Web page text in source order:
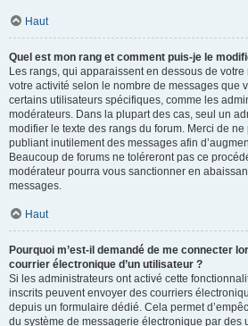
Haut
Quel est mon rang et comment puis-je le
Les rangs, qui apparaissent en dessous de votre
votre activité selon le nombre de messages que
certains utilisateurs spécifiques, comme les
modérateurs. Dans la plupart des cas, seul un
modifier le texte des rangs du forum. Merci de
publiant inutilement des messages afin
Beaucoup de forums ne toléreront pas ce
modérateur pourra vous sanctionner en
messages.
Haut
Pourquoi m’est-il demandé de me connecter
courrier électronique d’un utilisateur ?
Si les administrateurs ont activé cette
inscrits peuvent envoyer des courriers
depuis un formulaire dédié. Cela permet
du système de messagerie électronique par des